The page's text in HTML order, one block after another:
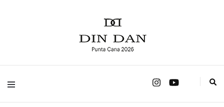
Mallas Din Dan